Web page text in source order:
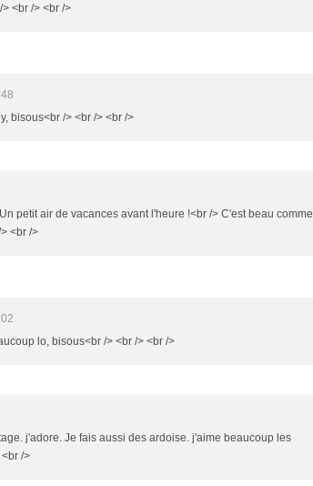
<br /> <br />
bisous<br /> <br /> <br />
petit air de vacances avant l'heure !<br /> C'est beau comme
<br />
lo, bisous<br /> <br /> <br />
j'adore. Je fais aussi des ardoise. j'aime beaucoup les
/>